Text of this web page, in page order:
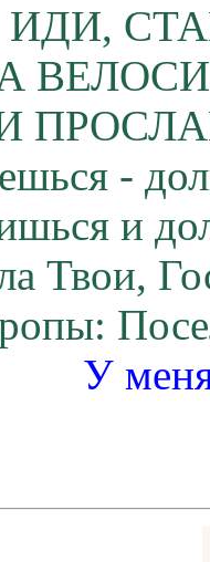
ИДИ,
-
и
Твои,
У